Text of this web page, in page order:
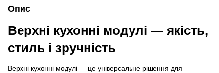
Опис
Верхні кухонні модулі — якість,
стиль і зручність
Верхні кухонні модулі — це універсальне рішення для